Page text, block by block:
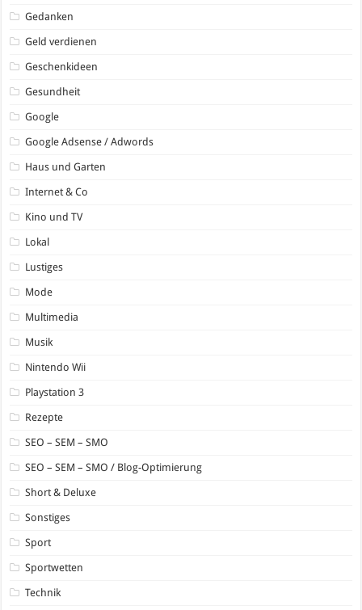
Gedanken
Geld verdienen
Geschenkideen
Gesundheit
Google
Google Adsense / Adwords
Haus und Garten
Internet & Co
Kino und TV
Lokal
Lustiges
Mode
Multimedia
Musik
Nintendo Wii
Playstation 3
Rezepte
SEO – SEM – SMO
SEO – SEM – SMO / Blog-Optimierung
Short & Deluxe
Sonstiges
Sport
Sportwetten
Technik